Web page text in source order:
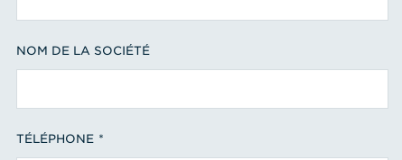
NOM DE LA SOCIÉTÉ
TÉLÉPHONE